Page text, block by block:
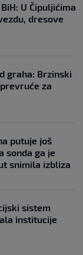
U Čipuljićima
dresove
graha: Brzinski
za
putuje još
sonda ga je
snimila izbliza
sistem
institucije